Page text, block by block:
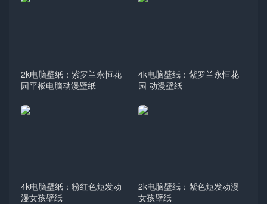
2k电脑壁纸：紫罗兰永恒花
园平板电脑动漫壁纸
4k电脑壁纸：紫罗兰永恒花
园 动漫壁纸
4k电脑壁纸：粉红色短发动
漫女孩壁纸
2k电脑壁纸：紫色短发动漫
女孩壁纸